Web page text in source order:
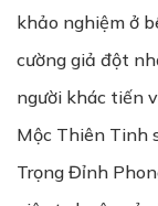
khảo nghiệm ở
cường giả đột
người khác tiến
Mộc Thiên Tinh
Trọng Đỉnh